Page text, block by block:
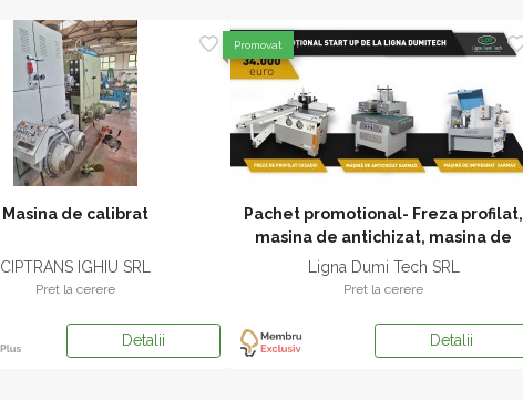
Masina de calibrat
CIPTRANS IGHIU SRL
Pret la cerere
Detalii
Pachet promotional- Freza profilat,
masina de antichizat, masina de
impregnat
Ligna Dumi Tech SRL
Pret la cerere
Detalii
Promovat